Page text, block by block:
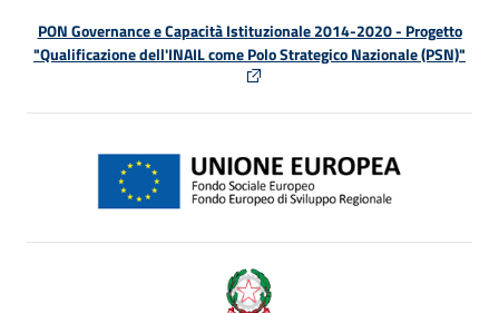
PON Governance e Capacità Istituzionale 2014-2020 - Progetto
"Qualificazione dell'INAIL come Polo Strategico Nazionale (PSN)"